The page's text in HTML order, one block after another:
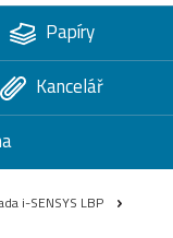
Papíry
Kancelář
i-SENSYS LBP